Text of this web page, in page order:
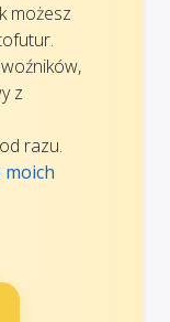
możesz
z
razu.